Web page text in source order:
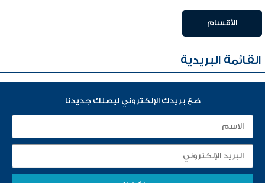
الأقسام
القائمة البريدية
ضع بريدك الإلكتروني ليصلك جديدنا